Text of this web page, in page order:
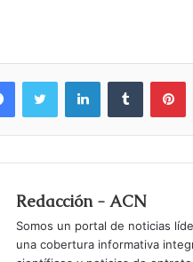
Redacción - ACN
Somos un portal de noticias
una cobertura informativa